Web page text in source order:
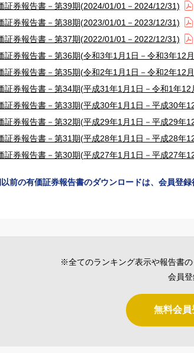
ビスのご案内
証券報告書－第39期(2024/01/01－2024/12/31)
証券報告書－第38期(2023/01/01－2023/12/31)
証券報告書－第37期(2022/01/01－2022/12/31)
証券報告書－第36期(令和3年1月1日－令和3年12
証券報告書－第35期(令和2年1月1日－令和2年12
証券報告書－第34期(平成31年1月1日－令和1年12
証券報告書－第33期(平成30年1月1日－平成30年
証券報告書－第32期(平成29年1月1日－平成29年
証券報告書－第31期(平成28年1月1日－平成28年
証券報告書－第30期(平成27年1月1日－平成27年
前の有価証券報告書のダウンロードは、会員登録
※全てのランキング表示や報告書の
会員
無料会員